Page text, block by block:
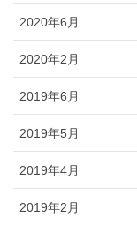
2020年6月
2020年2月
2019年6月
2019年5月
2019年4月
2019年2月